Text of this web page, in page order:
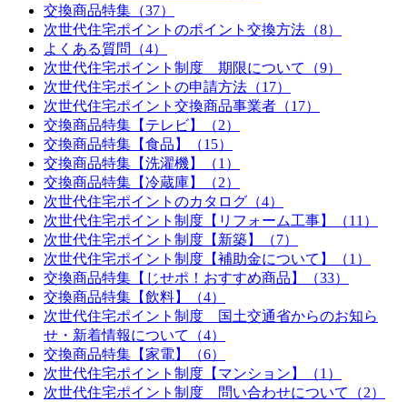
交換商品特集（37）
次世代住宅ポイントのポイント交換方法（8）
よくある質問（4）
次世代住宅ポイント制度 期限について（9）
次世代住宅ポイントの申請方法（17）
次世代住宅ポイント交換商品事業者（17）
交換商品特集【テレビ】（2）
交換商品特集【食品】（15）
交換商品特集【洗濯機】（1）
交換商品特集【冷蔵庫】（2）
次世代住宅ポイントのカタログ（4）
次世代住宅ポイント制度【リフォーム工事】（11）
次世代住宅ポイント制度【新築】（7）
次世代住宅ポイント制度【補助金について】（1）
交換商品特集【じせポ！おすすめ商品】（33）
交換商品特集【飲料】（4）
次世代住宅ポイント制度 国土交通省からのお知ら
せ・新着情報について（4）
交換商品特集【家電】（6）
次世代住宅ポイント制度【マンション】（1）
次世代住宅ポイント制度 問い合わせについて（2）